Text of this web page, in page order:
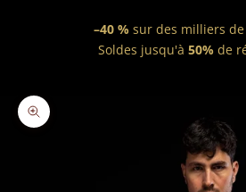
–40 % sur des milliers
Soldes jusqu'à 50% de
Zoomer sur l'image